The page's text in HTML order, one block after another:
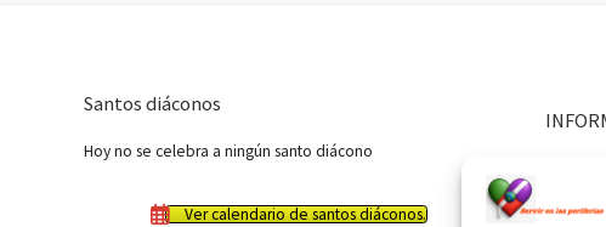
Santos diáconos
Hoy no se celebra a ningún santo diácono
Ver calendario de santos diáconos.